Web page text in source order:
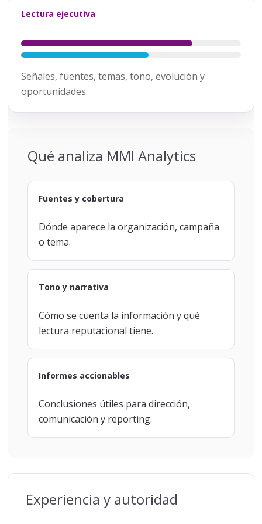
Lectura ejecutiva
Señales, fuentes, temas, tono, evolución y
oportunidades.
Qué analiza MMI Analytics
Fuentes y cobertura
Dónde aparece la organización, campaña
o tema.
Tono y narrativa
Cómo se cuenta la información y qué
lectura reputacional tiene.
Informes accionables
Conclusiones útiles para dirección,
comunicación y reporting.
Experiencia y autoridad